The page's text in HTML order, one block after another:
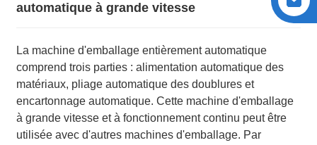
automatique à grande vitesse
La machine d'emballage entièrement automatique
comprend trois parties : alimentation automatique des
matériaux, pliage automatique des doublures et
encartonnage automatique. Cette machine d'emballage
à grande vitesse et à fonctionnement continu peut être
utilisée avec d'autres machines d'emballage. Par